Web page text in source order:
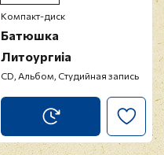
Компакт-диск
Батюшка
Литоургиiа
CD, Альбом, Студийная запись